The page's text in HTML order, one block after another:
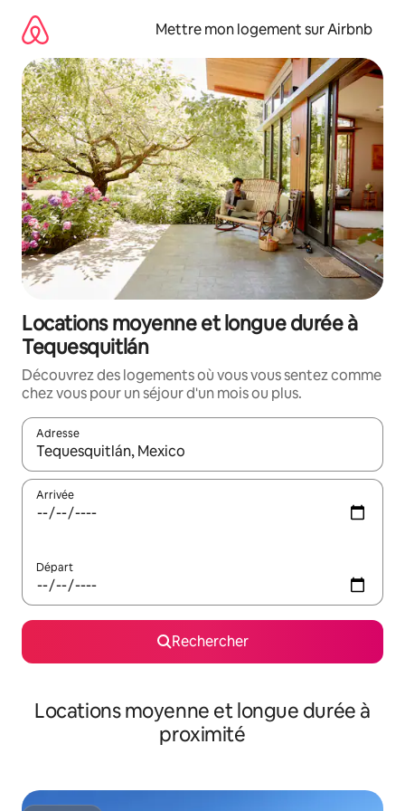
directement
contenu
Mettre mon logement sur Airbnb
Locations moyenne et longue durée à
Tequesquitlán
Découvrez des logements où vous vous sentez comme
chez vous pour un séjour d'un mois ou plus.
Adresse
Lorsque les résultats s'affichent, utilisez les flèches vers le
Arrivée
Départ
Rechercher
Locations moyenne et longue durée à
proximité